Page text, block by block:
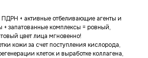
+ активные отбеливающие агенты и
+ запатованные комплексы = ровный,
цвет лица мгновенно!
кожи за счет поступления кислорода,
клеток и выработке коллагена,